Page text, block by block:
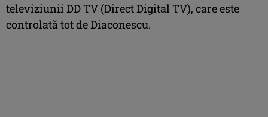
televiziunii DD TV (Direct Digital TV), care este
controlată tot de Diaconescu.